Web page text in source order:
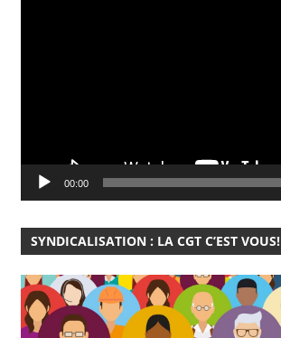
00:00
SYNDICALISATION : LA CGT C’EST VOUS!